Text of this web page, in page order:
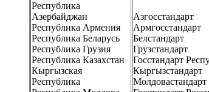
Республика
Азербайджан
Республика Армения
Республика Беларусь
Республика Грузия
Республика Казахстан
Кыргызская
Республика
Азгосстандарт
Армгосстандарт
Белстандарт
Грузстандарт
Госстандарт
Кыргызстандарт
Молдовастандарт